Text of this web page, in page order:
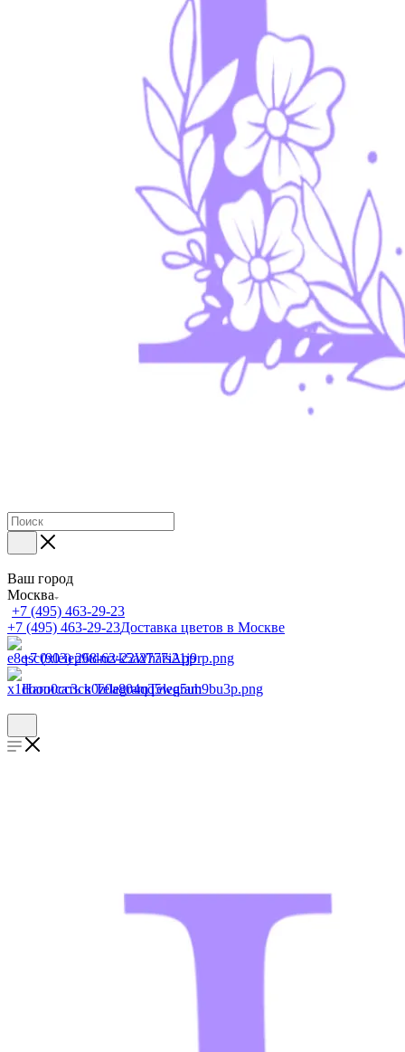
Ваш город
Москва
+7 (495) 463-29-23
+7 (495) 463-29-23Доставка цветов в Москве
+7 (903) 268-62-22WhatsApp
Написать в TelegramTelegram